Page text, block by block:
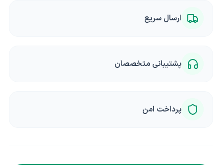
ارسال سریع
پشتیبانی متخصصان
پرداخت امن